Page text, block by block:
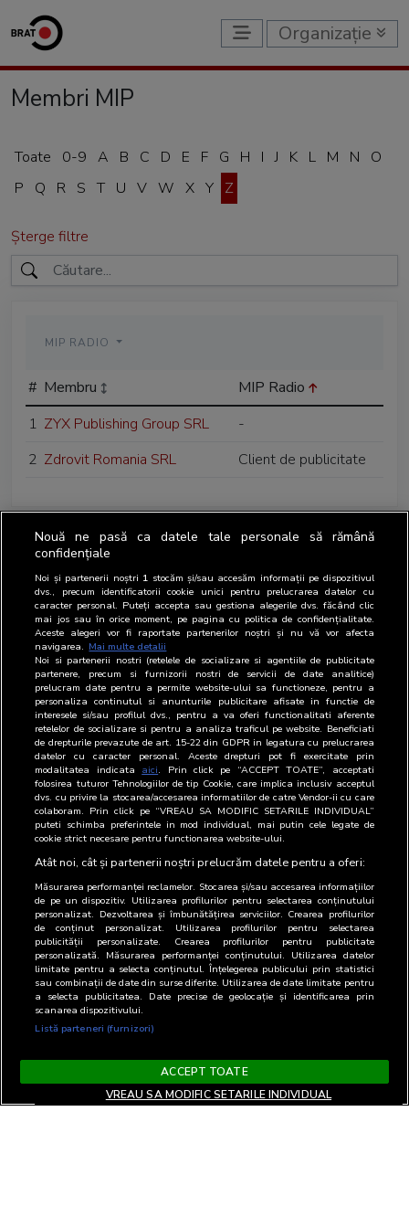
Organizație
Membri MIP
Toate 0-9 A B C D E F G H I J K L M N
O
P
Q R S T U V W X Y Z
Șterge filtre
MIP RADIO
# Membru
MIP Radio
1 ZYX Publishing Group SRL
-
2 Zdrovit Romania SRL Client de publicitate
Nouă ne pasă ca datele tale personale să rămână
confidențiale
Noi și partenerii noștri 1 stocăm și/sau accesăm informații pe dispozitivul
dvs., precum identificatorii cookie unici pentru prelucrarea datelor cu
caracter personal. Puteți accepta sau gestiona alegerile dvs. făcând clic
mai jos sau în orice moment, pe pagina cu politica de confidențialitate.
Aceste alegeri vor fi raportate partenerilor noștri și nu vă vor afecta
navigarea. Mai multe detalii
Noi si partenerii nostri (retelele de socializare si agentiile de publicitate
partenere, precum si furnizorii nostri de servicii de date analitice)
prelucram date pentru a permite website-ului sa functioneze, pentru a
personaliza continutul si anunturile publicitare afisate in functie de
interesele si/sau profilul dvs., pentru a va oferi functionalitati aferente
retelelor de socializare si pentru a analiza traficul pe website. Beneficiati
de drepturile prevazute de art. 15-22 din GDPR in legatura cu prelucrarea
datelor cu caracter personal. Aceste drepturi pot fi exercitate prin
modalitatea indicata aici. Prin click pe “ACCEPT TOATE”, acceptati
folosirea tuturor Tehnologiilor de tip Cookie, care implica inclusiv acceptul
dvs. cu privire la stocarea/accesarea informatiilor de catre Vendor-ii cu care
colaboram. Prin click pe “VREAU SA MODIFIC SETARILE INDIVIDUAL”
puteti schimba preferintele in mod individual, mai putin cele legate de
cookie strict necesare pentru functionarea website-ului.
Atât noi, cât și partenerii noștri prelucrăm datele pentru a oferi:
Măsurarea performanței reclamelor. Stocarea și/sau accesarea informațiilor
de pe un dispozitiv. Utilizarea profilurilor pentru selectarea conținutului
personalizat. Dezvoltarea și îmbunătățirea serviciilor. Crearea profilurilor
de conținut personalizat. Utilizarea profilurilor pentru selectarea
publicității personalizate. Crearea profilurilor pentru publicitate
personalizată. Măsurarea performanței conținutului. Utilizarea datelor
limitate pentru a selecta conținutul. Înțelegerea publicului prin statistici
sau combinații de date din surse diferite. Utilizarea de date limitate pentru
a selecta publicitatea. Date precise de geolocație și identificarea prin
scanarea dispozitivului.
Listă parteneri (furnizori)
ACCEPT TOATE
VREAU SA MODIFIC SETARILE INDIVIDUAL